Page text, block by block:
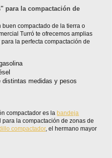
para la compactación de
compactado de la tierra o
Turró te ofrecemos amplias
la perfecta compactación de
distintas medidas y pesos
compactador es la bandeja
la compactación de zonas de
compactador, el hermano mayor